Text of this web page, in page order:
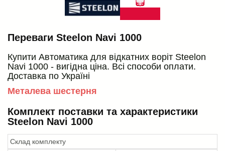
Переваги Steelon Navi 1000
Купити Автоматика для відкатних воріт Steelon
Navi 1000 - вигідна ціна. Всі способи оплати.
Доставка по Україні
Металева шестерня
Комплект поставки та характеристики
Steelon Navi 1000
Склад комплекту